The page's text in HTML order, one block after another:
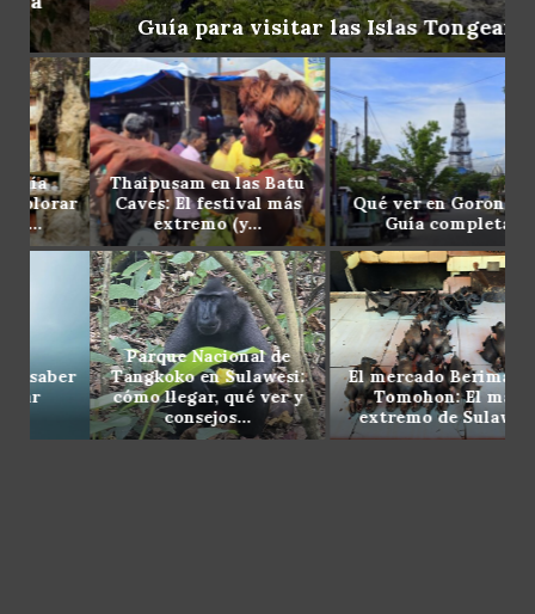
Guía para visitar las Islas Tongean
Thaipusam en las Batu
Caves: El festival más
extremo (y...
Qué ver en Gorontalo:
Guía completa
Parque Nacional de
Tangkoko en Sulawesi:
cómo llegar, qué ver y
consejos...
El mercado Beriman de
Tomohon: El más
extremo de Sulawesi